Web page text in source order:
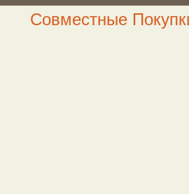
Совместные